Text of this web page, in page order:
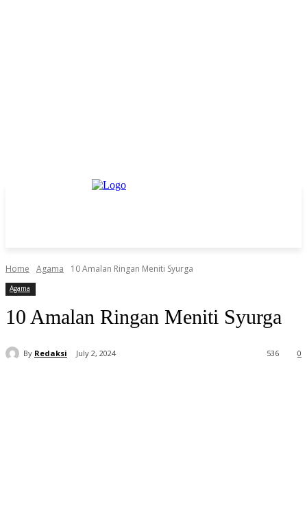
Home Agama 10 Amalan Ringan Meniti Syurga
Agama
10 Amalan Ringan Meniti Syurga
By Redaksi July 2, 2024 0
536